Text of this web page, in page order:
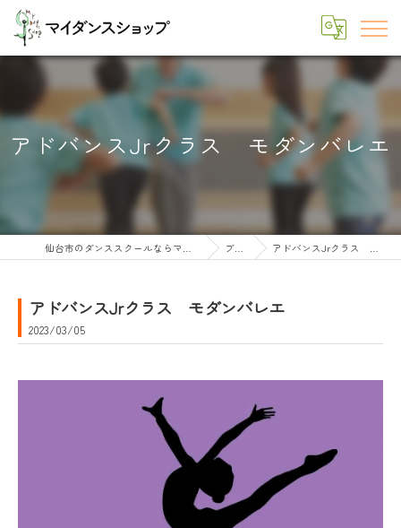
アドバンスJrクラス モダンバレエ
仙台市のダンススクールならマイダンスショップ ブログ アドバンスJrクラス モダンバレエ
アドバンスJrクラス モダンバレエ
2023/03/05